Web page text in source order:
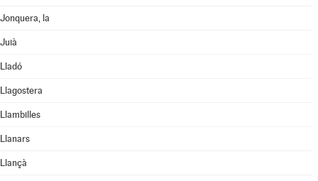
Jonquera, la
Juià
Lladó
Llagostera
Llambilles
Llanars
Llançà